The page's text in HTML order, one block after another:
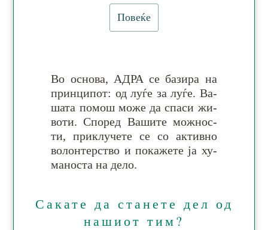
Повеќе
Во основа, АДРА се ба­зи­ра на
прин­ци­пот: од луѓе за луѓе. Ва­
шата по­мош мо­же да спа­си жи­
воти. Спо­ред Ва­ши­те мож­нос­
ти, при­клу­че­те се со ак­тив­но
во­лон­тер­ство и по­ка­же­те ја ху­
ма­но­ста на дело.
Сакате да станете дел од
нашиот тим?